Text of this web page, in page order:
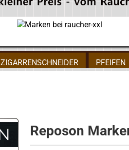
ZIGARRENSCHNEIDER PFEIFEN
Reposon